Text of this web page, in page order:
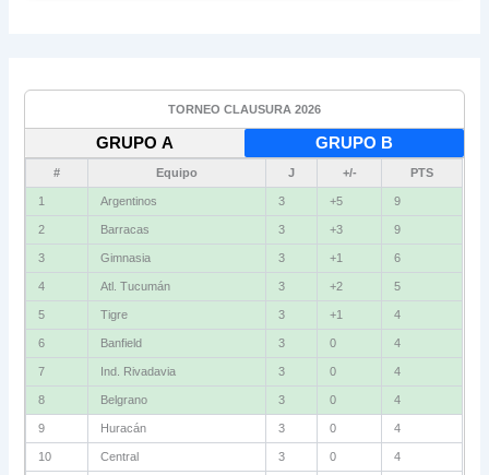
TORNEO CLAUSURA 2026
GRUPO A GRUPO B
# Equipo J +/- PTS
1 Argentinos 3 +5 9
2 Barracas 3 +3 9
3 Gimnasia 3 +1 6
4 Atl. Tucumán 3 +2 5
5 Tigre 3 +1 4
6 Banfield 3 0 4
7 Ind. Rivadavia 3 0 4
8 Belgrano 3 0 4
9 Huracán 3 0 4
10 Central 3 0 4